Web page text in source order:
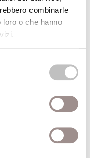
combinarle
o che hanno
immaginarie
da 6 a 11 anni